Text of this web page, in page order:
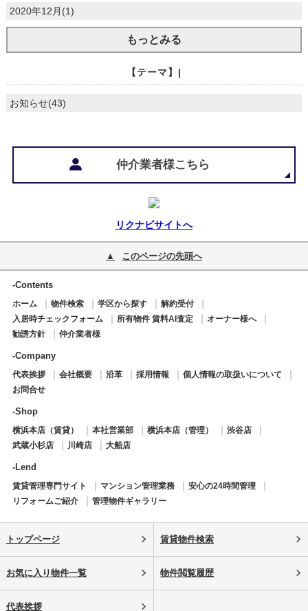
2020年12月(1)
もっとみる
【テーマ】|
お知らせ(43)
仲介業者様こちら
リクナビサイトへ
このページの先頭へ
-Contents
ホーム 物件検索 学区から探す
解約受付
入居時チェックフォーム
所有物件 賃料AI査定
オーナー様へ
勧誘方針
仲介業者様
-Company
代表挨拶 会社概要 沿革 採用情報
個人情報の取扱いについて
お問合せ
-Shop
横浜本店（賃貸） 本社営業部 横浜本店（管理）
渋谷店
武蔵小杉店
川崎店 大船店
-Lend
賃貸管理専門サイト マンション管理業務
安心の24時間管理
リフォームご紹介
管理物件ギャラリー
トップページ 賃貸物件検索
お気に入り物件一覧 物件閲覧履歴
代表挨拶